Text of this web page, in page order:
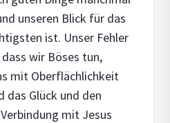
unseren Blick für das
ist. Unser Fehler
wir Böses tun,
mit Oberflächlichkeit
das Glück und den
mit Jesus